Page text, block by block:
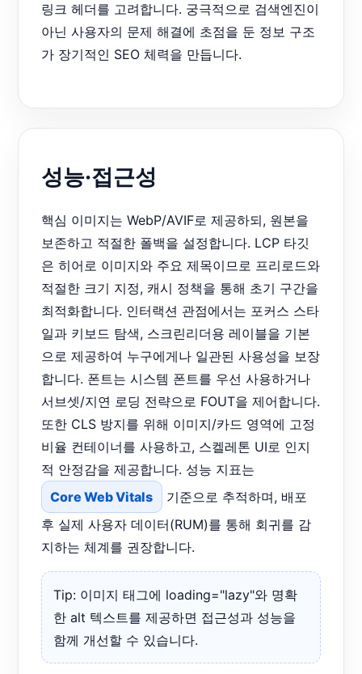
링크 헤더를 고려합니다. 궁극적으로 검색엔진이
아닌 사용자의 문제 해결에 초점을 둔 정보 구조
가 장기적인 SEO 체력을 만듭니다.
성능·접근성
핵심 이미지는 WebP/AVIF로 제공하되, 원본을
보존하고 적절한 폴백을 설정합니다. LCP 타깃
은 히어로 이미지와 주요 제목이므로 프리로드와
적절한 크기 지정, 캐시 정책을 통해 초기 구간을
최적화합니다. 인터랙션 관점에서는 포커스 스타
일과 키보드 탐색, 스크린리더용 레이블을 기본
으로 제공하여 누구에게나 일관된 사용성을 보장
합니다. 폰트는 시스템 폰트를 우선 사용하거나
서브셋/지연 로딩 전략으로 FOUT을 제어합니다.
또한 CLS 방지를 위해 이미지/카드 영역에 고정
비율 컨테이너를 사용하고, 스켈레톤 UI로 인지
적 안정감을 제공합니다. 성능 지표는
Core Web Vitals
기준으로 추적하며, 배포
후 실제 사용자 데이터(RUM)를 통해 회귀를 감
지하는 체계를 권장합니다.
Tip: 이미지 태그에 loading="lazy"와 명확
한 alt 텍스트를 제공하면 접근성과 성능을
함께 개선할 수 있습니다.